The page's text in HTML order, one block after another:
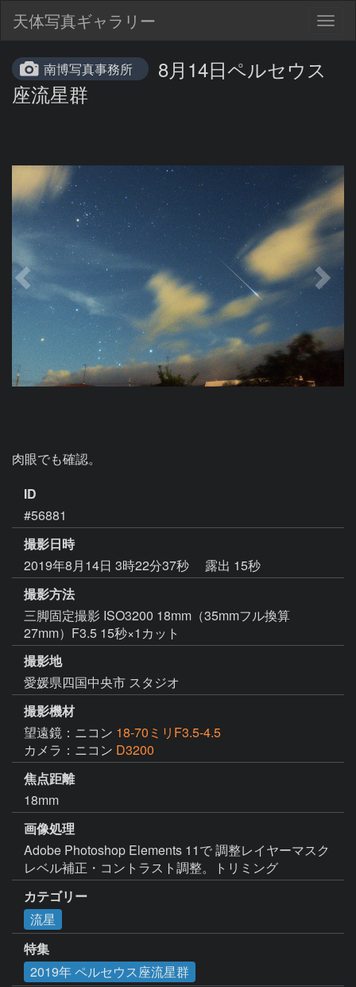
天体写真ギャラリー
南博写真事務所
8月14日ペルセウス
座流星群
肉眼でも確認。
ID
#56881
撮影日時
2019年8月14日 3時22分37秒
露出 15秒
撮影方法
三脚固定撮影 ISO3200 18mm（35mmフル換算
27mm）F3.5 15秒×1カット
撮影地
愛媛県四国中央市 スタジオ
撮影機材
望遠鏡：ニコン 18-70ミリF3.5-4.5
カメラ：ニコン D3200
焦点距離
18mm
画像処理
Adobe Photoshop Elements 11で 調整レイヤーマスク
レベル補正・コントラスト調整。トリミング
カテゴリー
流星
特集
2019年 ペルセウス座流星群